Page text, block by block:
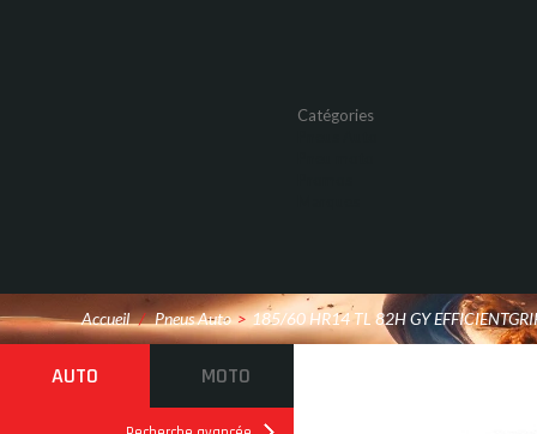
Catégories
Accueil / Pneus Auto > 185/60 HR14 TL 82H GY
AUTO MOTO